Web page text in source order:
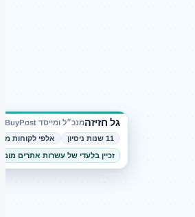
גל חזיזהמנכ״ל ומייסד BuyPost
11 שנות ניסיון
אלפי לקוחות
זכיין בלעדי של עשרות אתרים